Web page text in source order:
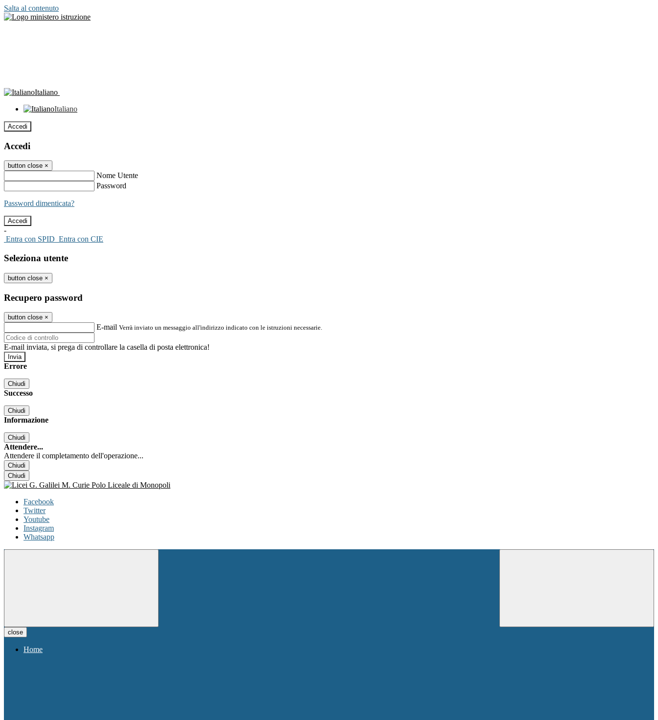
Salta al contenuto
Italiano
Italiano
Accedi
Accedi
button close ×
Nome Utente
Password
Password dimenticata?
-
Entra con SPID Entra con CIE
Seleziona utente
button close ×
Recupero password
button close ×
E-mail Verrà inviato un messaggio all'indirizzo indicato con le istruzioni necessarie.
E-mail inviata, si prega di controllare la casella di posta elettronica!
Errore
Chiudi
Successo
Chiudi
Informazione
Chiudi
Attendere...
Attendere il completamento dell'operazione...
Chiudi
Chiudi
Facebook
Twitter
Youtube
Instagram
Whatsapp
close
Home